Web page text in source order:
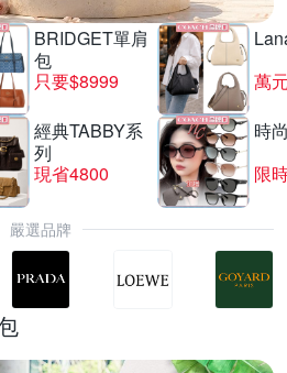
BRIDGET單肩
包
只要$8999
萬
經典TABBY系
列
現省4800
時
限
嚴選品牌